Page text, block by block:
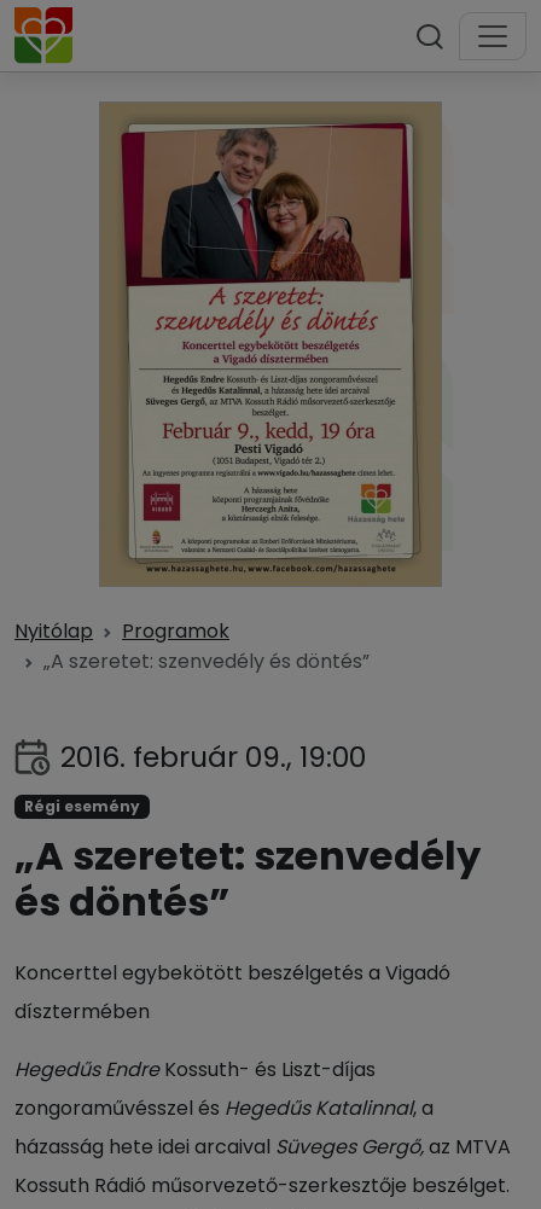
Nyitólap
Programok
„A szeretet: szenvedély és döntés”
2016. február 09., 19:00
Régi esemény
„A szeretet: szenvedély
és döntés”
Koncerttel egybekötött beszélgetés a Vigadó
dísztermében
Hegedűs EndreKossuth- és Liszt-díjas
zongoraművésszel és Hegedűs Katalinnal, a
házasság hete idei arcaival Süveges Gergő,az MTVA
Kossuth Rádió műsorvezető-szerkesztője beszélget.